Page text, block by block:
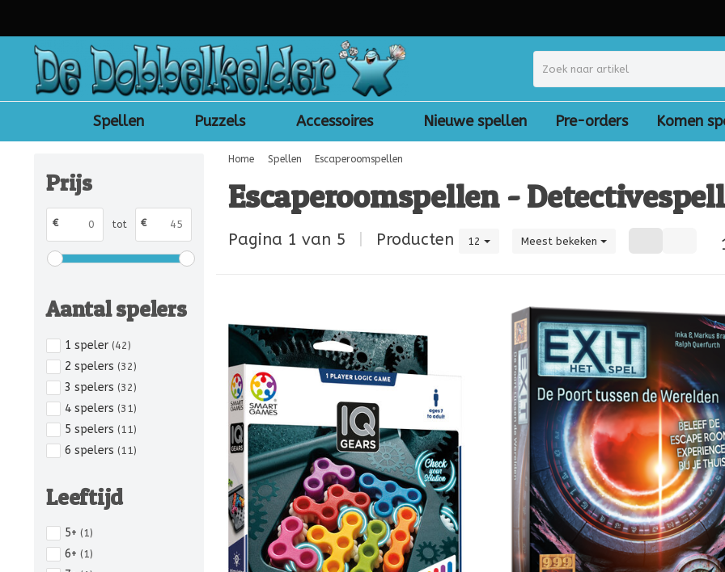
Spellen Puzzels Accessoires Nieuwe spellen Pre-orders Komen
Prijs
€ tot €
Aantal spelers
1 speler (42)
2 spelers (32)
3 spelers (32)
4 spelers (31)
5 spelers (11)
6 spelers (11)
Leeftijd
5+ (1)
6+ (1)
Home Spellen Escaperoomspellen
Escaperoomspellen -
Pagina 1 van 5 Producten 12 Meest bekeken